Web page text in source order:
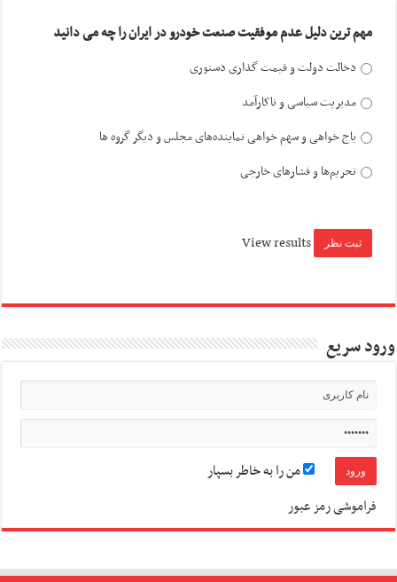
مهم ترین دلیل عدم موفقیت صنعت خودرو در ایران را چه می دانید
دخالت دولت و قیمت گذاری دستوری
مدیریت سیاسی و ناکارآمد
باج خواهی و سهم خواهی نماینده‌های مجلس و دیگر گروه ها
تحریم‌ها و فشارهای خارجی
View results
ورود سریع
من را به خاطر بسپار
فراموشی رمز عبور